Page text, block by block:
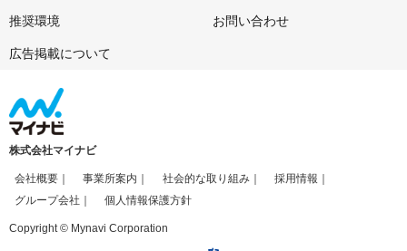
推奨環境 お問い合わせ
広告掲載について
株式会社マイナビ
会社概要 事業所案内 社会的な取り組み
採用情報
グループ会社
個人情報保護方針
Copyright © Mynavi Corporation